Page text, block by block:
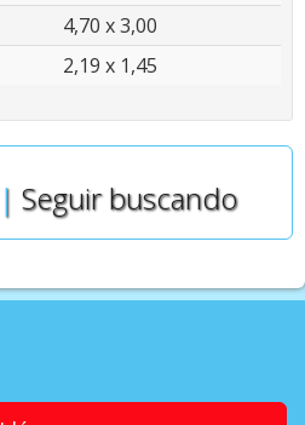
4,70 x 3,00
2,19 x 1,45
| Seguir buscando